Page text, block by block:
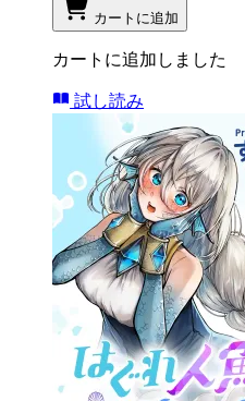
カートに追加
カートに追加しました
試し読み